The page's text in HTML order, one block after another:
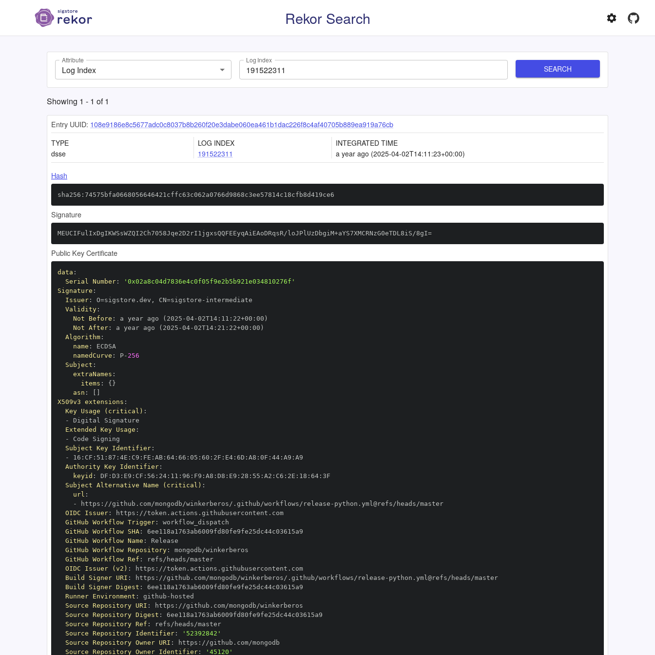
Rekor Search
Attribute
Log Index
Log Index
SEARCH
Showing 1 - 1 of1
Entry UUID: 108e9186e8c5677adc0c8037b8b260f20e3dabe060ea461b1dac226f8c4af40705b889ea919a76cb
TYPE
dsse
LOG INDEX
191522311
INTEGRATED TIME
a year ago (2025-04-02T14:11:23+00:00)
Hash
sha256:74575bfa0668056646421cffc63c062a0766d9868c3ee57814c18cfb8d419ce6
Signature
MEUCIFulIxDgIKWSsWZQI2Ch7058Jqe2D2rI1jgxsQQFEEyqAiEAoDRqsR/loJPlUzDbgiM+aYS7XMCRNzG0eTDL8iS/8gI=
Public Key Certificate
data :
Serial Number:
'0x02a8c04d7836e4c0f05f9e2b5b921e034810276f'
Signature :
Issuer: O=sigstore.dev , CN=sigstore -
Validity:
Not Before : a year ago (2025 -04-02T14: 11 : 22+00 :
Not After: a year ago (2025 -04-02T14: 21 : 22+00 :
Algorithm:
name :
namedCurve : P- 256
Subject :
extraNames :
items : { }
asn :
X509v3 extensions :
Key Usage (critical) :
-
Extended Key Usage :
-
Subject Key Identifier:
-
16 : CF : 51 : 87 : 4E : C9 : FE : AB: 64: 66 : 05 : 60 : 2F : E4: 6D : A8 : 0F : 44: A9 :
Authority Key Identifier:
keyid : DF : D3 : E9 : CF : 56 : 24: 11 : 96 : F9 : A8 : D8 : E9 : 28 : 55 : A2 : C6 : 2E : 18 : 64:
Subject Alternative Name (critical) :
url :
-
https : //github.com/mongodb/winkerberos/.github/workflows/release -
python.yml@refs/heads/master
OIDC Issuer: https :
//token.actions.githubusercontent.com
GitHub Workflow Trigger:
GitHub Workflow SHA:
GitHub Workflow Name :
GitHub Workflow Repository:
GitHub Workflow Ref :
refs/heads/master
OIDC Issuer (v2) : https :
//token.actions.githubusercontent.com
Build Signer URI : https : //github.com/mongodb/winkerberos/.github/workflows/release -
python.yml@refs/heads/master
Build Signer Digest :
Runner Environment : github -
Source Repository URI : https :
Source Repository Digest :
Source Repository Ref :
refs/heads/master
Source Repository Identifier:
'52392842'
Source Repository Owner URI : https :
Source Repository Owner Identifier: '45120'